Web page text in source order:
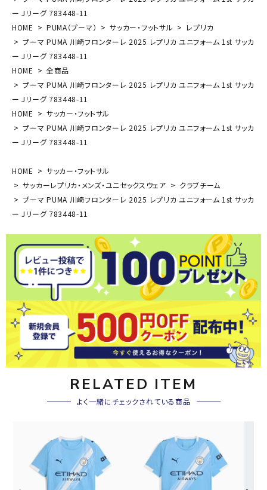
ー Jリーグ 783448-11
HOME
PUMA（プーマ） サッカー・フットサル
レプリカ
プーマ PUMA 川崎フロンターレ 2025 レプリカ ユニフォーム 1st サッカ
ー Jリーグ 783448-11
HOME
全商品
プーマ PUMA 川崎フロンターレ 2025 レプリカ ユニフォーム 1st サッカ
ー Jリーグ 783448-11
HOME
サッカー・フットサル
プーマ PUMA 川崎フロンターレ 2025 レプリカ ユニフォーム 1st サッカ
ー Jリーグ 783448-11
HOME
サッカー・フットサル
サッカーレプリカ・メンズ・ユニセックスウェア
クラブチーム
プーマ PUMA 川崎フロンターレ 2025 レプリカ ユニフォーム 1st サッカ
ー Jリーグ 783448-11
RELATED ITEM
よく一緒にチェックされている商品